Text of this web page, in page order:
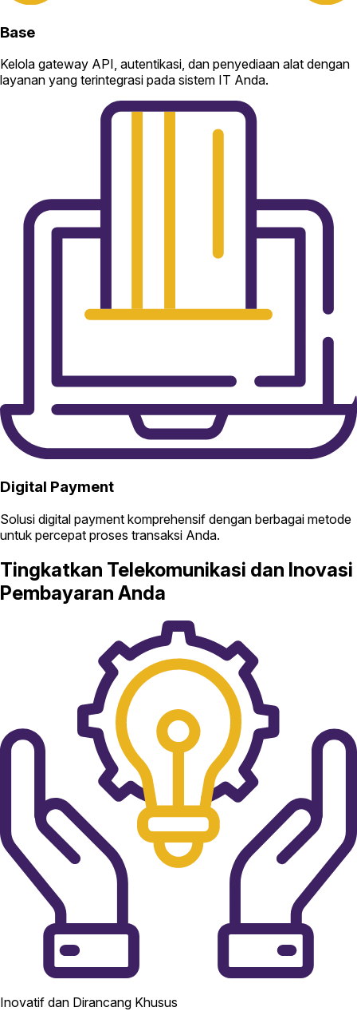
Base
Kelola gateway API, autentikasi, dan penyediaan alat dengan
layanan yang terintegrasi pada sistem IT Anda.
Digital Payment
Solusi digital payment komprehensif dengan berbagai metode
untuk percepat proses transaksi Anda.
Tingkatkan Telekomunikasi dan Inovasi
Pembayaran Anda
Inovatif dan Dirancang Khusus